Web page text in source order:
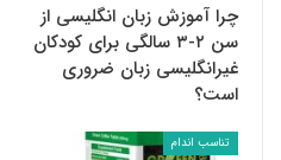
چرا آموزش زبان انگلیسی از
سن ۲-۳ سالگی برای کودکان
غیرانگلیسی زبان ضروری
است؟
تناسب اندام